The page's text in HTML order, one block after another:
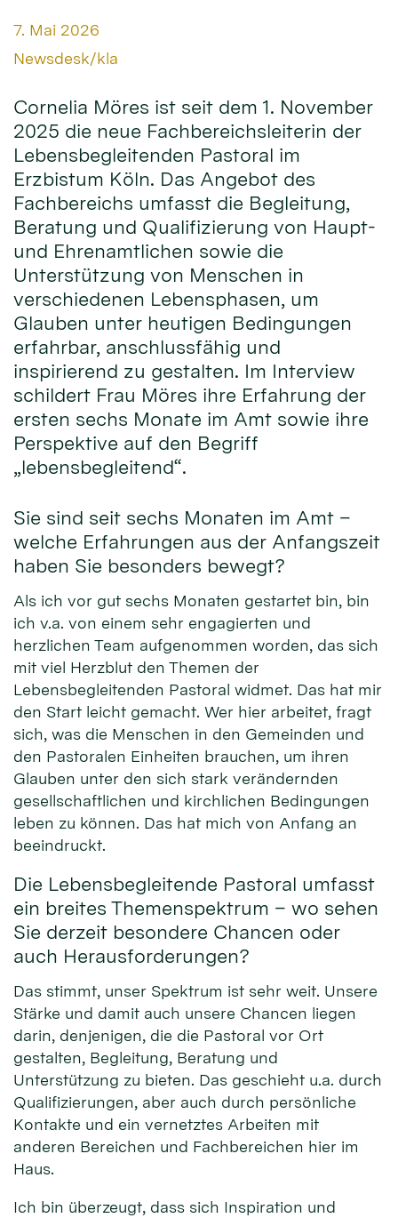
Datum:
7. Mai 2026
Von:
Newsdesk/kla
Cornelia Möres ist seit dem 1. November
2025 die neue Fachbereichsleiterin der
Lebensbegleitenden Pastoral im
Erzbistum Köln. Das Angebot des
Fachbereichs umfasst die Begleitung,
Beratung und Qualifizierung von Haupt-
und Ehrenamtlichen sowie die
Unterstützung von Menschen in
verschiedenen Lebensphasen, um
Glauben unter heutigen Bedingungen
erfahrbar, anschlussfähig und
inspirierend zu gestalten. Im Interview
schildert Frau Möres ihre Erfahrung der
ersten sechs Monate im Amt sowie ihre
Perspektive auf den Begriff
„lebensbegleitend“.
Sie sind seit sechs Monaten im Amt –
welche Erfahrungen aus der Anfangszeit
haben Sie besonders bewegt?
Als ich vor gut sechs Monaten gestartet bin, bin
ich v.a. von einem sehr engagierten und
herzlichen Team aufgenommen worden, das sich
mit viel Herzblut den Themen der
Lebensbegleitenden Pastoral widmet. Das hat mir
den Start leicht gemacht. Wer hier arbeitet, fragt
sich, was die Menschen in den Gemeinden und
den Pastoralen Einheiten brauchen, um ihren
Glauben unter den sich stark verändernden
gesellschaftlichen und kirchlichen Bedingungen
leben zu können. Das hat mich von Anfang an
beeindruckt.
Die Lebensbegleitende Pastoral umfasst
ein breites Themenspektrum – wo sehen
Sie derzeit besondere Chancen oder
auch Herausforderungen?
Das stimmt, unser Spektrum ist sehr weit. Unsere
Stärke und damit auch unsere Chancen liegen
darin, denjenigen, die die Pastoral vor Ort
gestalten, Begleitung, Beratung und
Unterstützung zu bieten. Das geschieht u.a. durch
Qualifizierungen, aber auch durch persönliche
Kontakte und ein vernetztes Arbeiten mit
anderen Bereichen und Fachbereichen hier im
Haus.
Ich bin überzeugt, dass sich Inspiration und